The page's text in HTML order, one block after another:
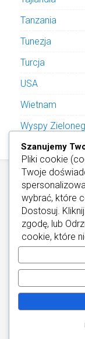
Tanzania
Tunezja
Turcja
USA
Wietnam
Wyspy
Szanujemy
Pliki cookie
Twoje
wybrać, które
Dostosuj . Kliknij
zgodę, lub
cookie, które